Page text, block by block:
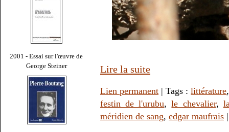
2001 - Essai sur l'œuvre de
George Steiner
Lire la suite
Lien permanent | Tags :littérature
festin de l'urubu,le chevalier,
méridien de sang, edgar maufrais